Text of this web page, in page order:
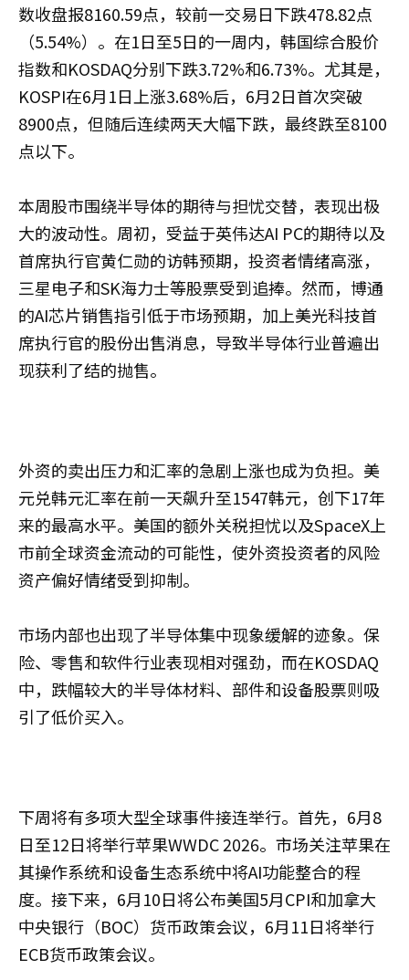
数收盘报8160.59点，较前一交易日下跌478.82点
（5.54%）。在1日至5日的一周内，韩国综合股价
指数和KOSDAQ分别下跌3.72%和6.73%。尤其是，
KOSPI在6月1日上涨3.68%后，6月2日首次突破
8900点，但随后连续两天大幅下跌，最终跌至8100
点以下。
本周股市围绕半导体的期待与担忧交替，表现出极
大的波动性。周初，受益于英伟达AI PC的期待以及
首席执行官黄仁勋的访韩预期，投资者情绪高涨，
三星电子和SK海力士等股票受到追捧。然而，博通
的AI芯片销售指引低于市场预期，加上美光科技首
席执行官的股份出售消息，导致半导体行业普遍出
现获利了结的抛售。
外资的卖出压力和汇率的急剧上涨也成为负担。美
元兑韩元汇率在前一天飙升至1547韩元，创下17年
来的最高水平。美国的额外关税担忧以及SpaceX上
市前全球资金流动的可能性，使外资投资者的风险
资产偏好情绪受到抑制。
市场内部也出现了半导体集中现象缓解的迹象。保
险、零售和软件行业表现相对强劲，而在KOSDAQ
中，跌幅较大的半导体材料、部件和设备股票则吸
引了低价买入。
下周将有多项大型全球事件接连举行。首先，6月8
日至12日将举行苹果WWDC 2026。市场关注苹果在
其操作系统和设备生态系统中将AI功能整合的程
度。接下来，6月10日将公布美国5月CPI和加拿大
中央银行（BOC）货币政策会议，6月11日将举行
ECB货币政策会议。